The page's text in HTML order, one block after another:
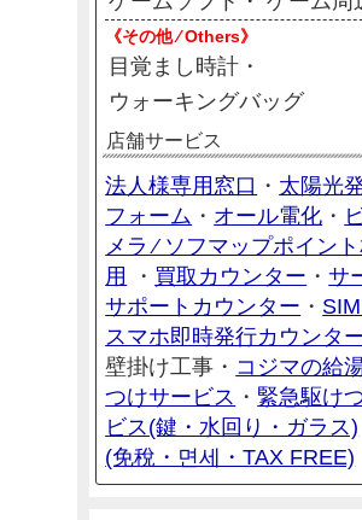
《その他 ⁄ Others》
目覚まし時計
ウォーキングバッグ
店舗サービス
法人様専用窓口 ・ 太陽光
フォーム ・ オール電化 ・
メラ ⁄ ソフマップポイン
用
・ 買取カウンター ・サ
サポートカウンター ・
スマホ即時発行カウンタ
壁掛け工事・ コジマの給
つけサービス ・ 緊急駆け
ビス(鍵・水回り・ガラス)
(免稅・면세・TAX FREE)